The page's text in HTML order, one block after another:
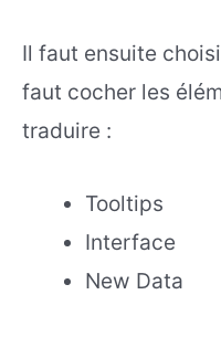
Il faut ensuite
faut cocher les
traduire :
Tooltips
Interface
New Data